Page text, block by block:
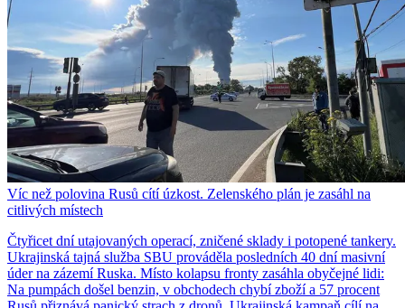
Víc než polovina Rusů cítí úzkost. Zelenského plán je zasáhl na
citlivých místech
Čtyřicet dní utajovaných operací, zničené sklady i potopené tankery.
Ukrajinská tajná služba SBU prováděla posledních 40 dní masivní
úder na zázemí Ruska. Místo kolapsu fronty zasáhla obyčejné lidi:
Na pumpách došel benzin, v obchodech chybí zboží a 57 procent